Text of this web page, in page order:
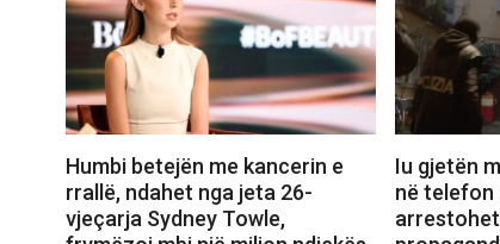
Humbi betejën me kancerin e
rrallë, ndahet nga jeta 26-
vjeçarja Sydney Towle,
Iu gjetën
në telefon